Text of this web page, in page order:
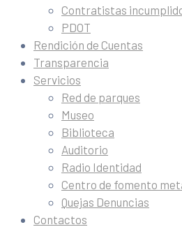
Contratistas
PDOT
Rendición de Cuentas
Transparencia
Servicios
Red de parques
Museo
Biblioteca
Auditorio
Radio Identidad
Centro de fomento
Quejas Denuncias
Contactos